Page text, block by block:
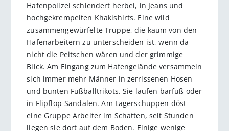
Hafenpolizei schlendert herbei, in Jeans und
hochgekrempelten Khakishirts. Eine wild
zusammengewürfelte Truppe, die kaum von den
Hafenarbeitern zu unterscheiden ist, wenn da
nicht die Peitschen wären und der grimmige
Blick. Am Eingang zum Hafengelände versammeln
sich immer mehr Männer in zerrissenen Hosen
und bunten Fußballtrikots. Sie laufen barfuß oder
in Flipflop-Sandalen. Am Lagerschuppen döst
eine Gruppe Arbeiter im Schatten, seit Stunden
liegen sie dort auf dem Boden. Einige wenige